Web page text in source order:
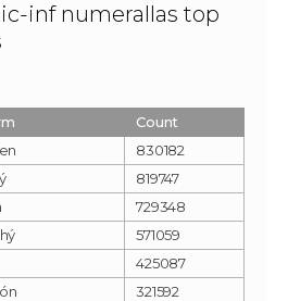
inf numerallas top
Count
830182
819747
729348
571059
425087
321592